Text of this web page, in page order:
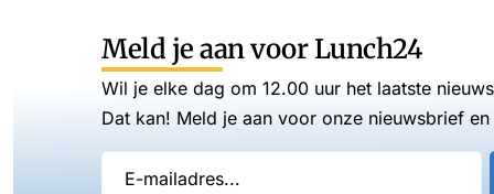
Meld je aan voor Lunch24
Wil je elke dag om 12.00 uur het laatste
Dat kan! Meld je aan voor onze nieuwsbrief